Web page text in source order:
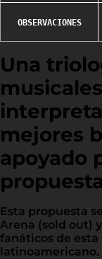
OBSERVACIONES
Una
mejores
apoyado
Esta propuesta
Arena (sold out)
fanáticos de
latinoamericano.